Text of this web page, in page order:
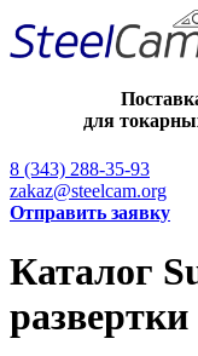
для
8 (343) 288-35-93
zakaz@steelcam.org
Отправить заявку
Каталог